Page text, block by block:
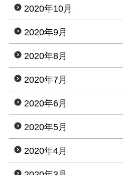
2020年10月
2020年9月
2020年8月
2020年7月
2020年6月
2020年5月
2020年4月